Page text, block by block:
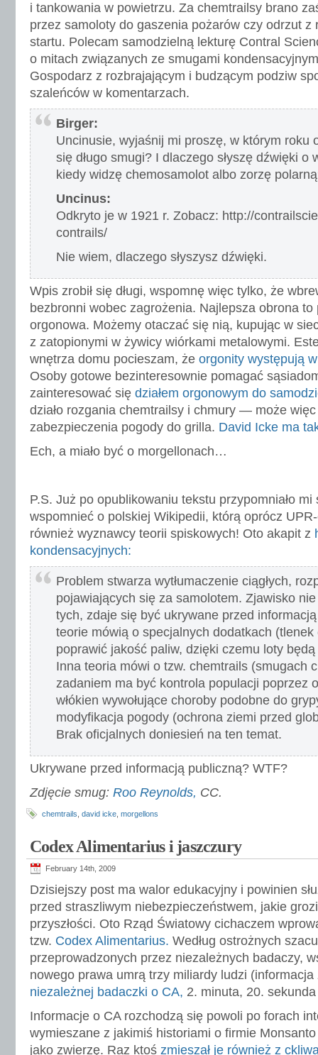
i tankowania w powietrzu. Za chemtrailsy brano
przez samoloty do gaszenia pożarów czy odrzut z
startu. Polecam samodzielną lekturę Contral
o mitach związanych ze smugami
Gospodarz z rozbrajającym i budzącym podziw
szaleńców w komentarzach.
Birger:
Uncinusie, wyjaśnij mi proszę, w którym roku
się długo smugi? I dlaczego słyszę dźwięki o
kiedy widzę chemosamolot albo zorzę
Uncinus:
Odkryto je w 1921 r. Zobacz: http://
contrails/
Nie wiem, dlaczego słyszysz dźwięki.
Wpis zrobił się długi, wspomnę więc tylko, że
bezbronni wobec zagrożenia. Najlepsza obrona
orgonowa. Możemy otaczać się nią, kupując w
z zatopionymi w żywicy wiórkami metalowymi.
wnętrza domu pocieszam, że orgonity występują
Osoby gotowe bezinteresownie pomagać
zainteresować się działem orgonowym do
działo rozgania chemtrailsy i chmury — może
zabezpieczenia pogody do grilla. David Icke ma
Ech, a miało być o morgellonach…
P.S. Już po opublikowaniu tekstu przypomniało mi
wspomnieć o polskiej Wikipedii, którą oprócz
również wyznawcy teorii spiskowych! Oto akapit z
kondensacyjnych:
Problem stwarza wytłumaczenie ciągłych,
pojawiających się za samolotem. Zjawisko
tych, zdaje się być ukrywane przed
teorie mówią o specjalnych dodatkach
poprawić jakość paliw, dzięki czemu loty
Inna teoria mówi o tzw. chemtrails (smugach
zadaniem ma być kontrola populacji poprzez
włókien wywołujące choroby podobne do
modyfikacja pogody (ochrona ziemi przed
Brak oficjalnych doniesień na ten temat.
Ukrywane przed informacją publiczną? WTF?
Zdjęcie smug: Roo Reynolds, CC.
chemtrails david icke morgellons
Codex Alimentarius i jaszczury
February 14th, 2009
Dzisiejszy post ma walor edukacyjny i powinien
przed straszliwym niebezpieczeństwem, jakie
przyszłości. Oto Rząd Światowy cichaczem
tzw. Codex Alimentarius. Według ostrożnych
przeprowadzonych przez niezależnych badaczy,
nowego prawa umrą trzy miliardy ludzi
niezależnej badaczki o CA, 2. minuta, 20.
Informacje o CA rozchodzą się powoli po forach
wymieszane z jakimiś historiami o firmie
jako zwierzę. Raz ktoś zmieszał je również z